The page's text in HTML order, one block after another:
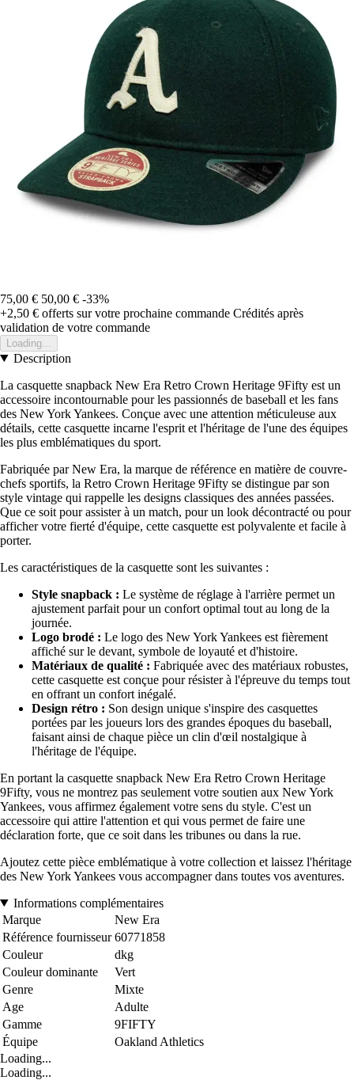
75,00 € 50,00 € -33%
+2,50 € offerts sur votre prochaine commande Crédités après
validation de votre commande
Loading...
Description
La casquette snapback New Era Retro Crown Heritage 9Fifty est un
accessoire incontournable pour les passionnés de baseball et les fans
des New York Yankees. Conçue avec une attention méticuleuse aux
détails, cette casquette incarne l'esprit et l'héritage de l'une des équipes
les plus emblématiques du sport.
Fabriquée par New Era, la marque de référence en matière de couvre-
chefs sportifs, la Retro Crown Heritage 9Fifty se distingue par son
style vintage qui rappelle les designs classiques des années passées.
Que ce soit pour assister à un match, pour un look décontracté ou pour
afficher votre fierté d'équipe, cette casquette est polyvalente et facile à
porter.
Les caractéristiques de la casquette sont les suivantes :
Style snapback : Le système de réglage à l'arrière permet un
ajustement parfait pour un confort optimal tout au long de la
journée.
Logo brodé : Le logo des New York Yankees est fièrement
affiché sur le devant, symbole de loyauté et d'histoire.
Matériaux de qualité : Fabriquée avec des matériaux robustes,
cette casquette est conçue pour résister à l'épreuve du temps tout
en offrant un confort inégalé.
Design rétro : Son design unique s'inspire des casquettes
portées par les joueurs lors des grandes époques du baseball,
faisant ainsi de chaque pièce un clin d'œil nostalgique à
l'héritage de l'équipe.
En portant la casquette snapback New Era Retro Crown Heritage
9Fifty, vous ne montrez pas seulement votre soutien aux New York
Yankees, vous affirmez également votre sens du style. C'est un
accessoire qui attire l'attention et qui vous permet de faire une
déclaration forte, que ce soit dans les tribunes ou dans la rue.
Ajoutez cette pièce emblématique à votre collection et laissez l'héritage
des New York Yankees vous accompagner dans toutes vos aventures.
Informations complémentaires
Marque
New Era
Référence fournisseur 60771858
Couleur
dkg
Couleur dominante
Vert
Genre
Mixte
Age
Adulte
Gamme
9FIFTY
Équipe
Oakland Athletics
Loading...
Loading...